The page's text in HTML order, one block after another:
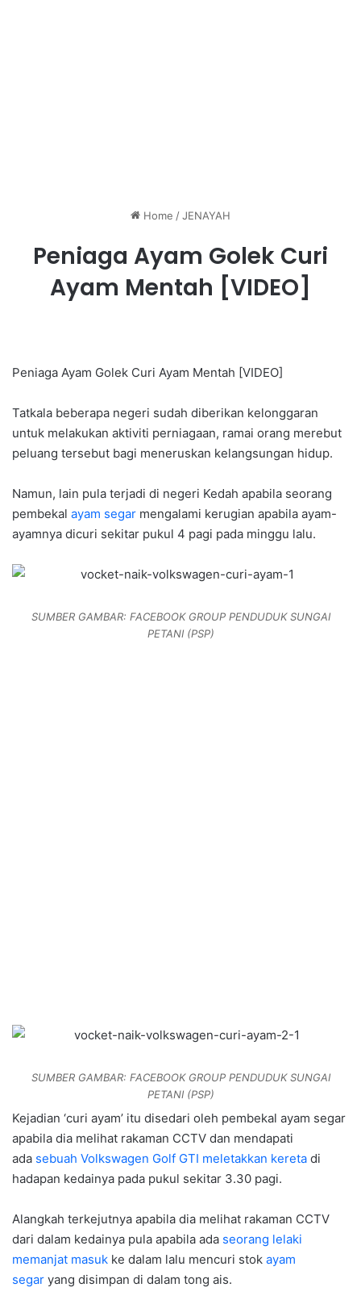
Home /JENAYAH
Peniaga Ayam Golek Curi
Ayam Mentah [VIDEO]
Peniaga Ayam Golek Curi Ayam Mentah [VIDEO]
Tatkala beberapa negeri sudah diberikan kelonggaran
untuk melakukan aktiviti perniagaan, ramai orang merebut
peluang tersebut bagi meneruskan kelangsungan hidup.
Namun, lain pula terjadi di negeri Kedah apabila seorang
pembekal ayam segar mengalami kerugian apabila ayam-
ayamnya dicuri sekitar pukul 4 pagi pada minggu lalu.
SUMBER GAMBAR: FACEBOOK GROUP PENDUDUK SUNGAI
PETANI (PSP)
SUMBER GAMBAR: FACEBOOK GROUP PENDUDUK SUNGAI
PETANI (PSP)
Kejadian ‘curi ayam’ itu disedari oleh pembekal ayam segar
apabila dia melihat rakaman CCTV dan mendapati
ada sebuah Volkswagen Golf GTI meletakkan kereta di
hadapan kedainya pada pukul sekitar 3.30 pagi.
Alangkah terkejutnya apabila dia melihat rakaman CCTV
dari dalam kedainya pula apabila ada seorang lelaki
memanjat masuk ke dalam lalu mencuri stok ayam
segar yang disimpan di dalam tong ais.